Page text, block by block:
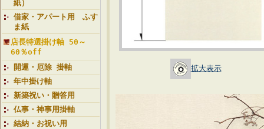
紙）
借家・アパート用 ふす
ま紙
店長特選掛け軸 50～
60％off
開運・厄除 掛軸
年中掛け軸
新築祝い・贈答用
仏事・神事用掛軸
結納・お祝い用
拡大表示